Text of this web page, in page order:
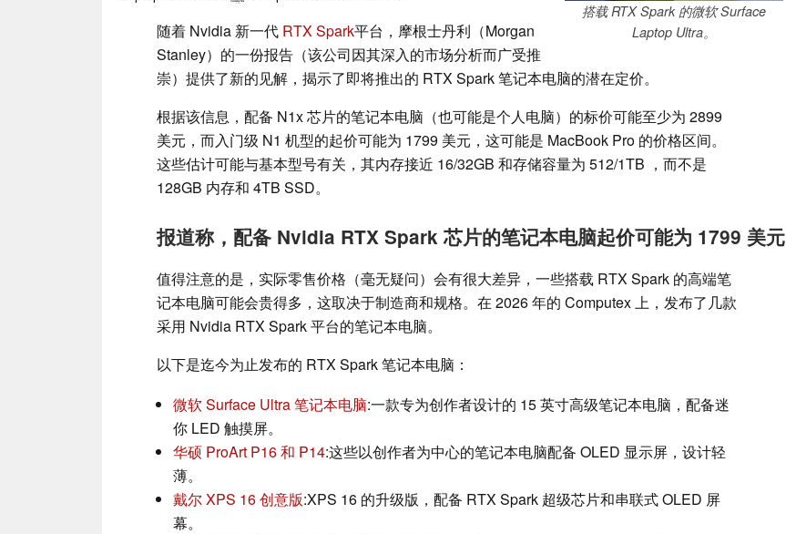
搭载 RTX Spark 的微软 Surface
Laptop Ultra。
随着 Nvidia 新一代 RTX Spark平台，摩根士丹利（Morgan
Stanley）的一份报告（该公司因其深入的市场分析而广受推
崇）提供了新的见解，揭示了即将推出的 RTX Spark 笔记本电脑的潜在定价。
根据该信息，配备 N1x 芯片的笔记本电脑（也可能是个人电脑）的标价可能至少为 2899
美元，而入门级 N1 机型的起价可能为 1799 美元，这可能是 MacBook Pro 的价格区间。
这些估计可能与基本型号有关，其内存接近 16/32GB 和存储容量为 512/1TB ，而不是
128GB 内存和 4TB SSD。
报道称，配备 Nvidia RTX Spark 芯片的笔记本电脑起价可能为 1799 美元
值得注意的是，实际零售价格（毫无疑问）会有很大差异，一些搭载 RTX Spark 的高端笔
记本电脑可能会贵得多，这取决于制造商和规格。在 2026 年的 Computex 上，发布了几款
采用 Nvidia RTX Spark 平台的笔记本电脑。
以下是迄今为止发布的 RTX Spark 笔记本电脑：
微软 Surface Ultra 笔记本电脑:一款专为创作者设计的 15 英寸高级笔记本电脑，配备迷
你 LED 触摸屏。
华硕 ProArt P16 和 P14:这些以创作者为中心的笔记本电脑配备 OLED 显示屏，设计轻
薄。
戴尔 XPS 16 创意版:XPS 16 的升级版，配备 RTX Spark 超级芯片和串联式 OLED 屏
幕。